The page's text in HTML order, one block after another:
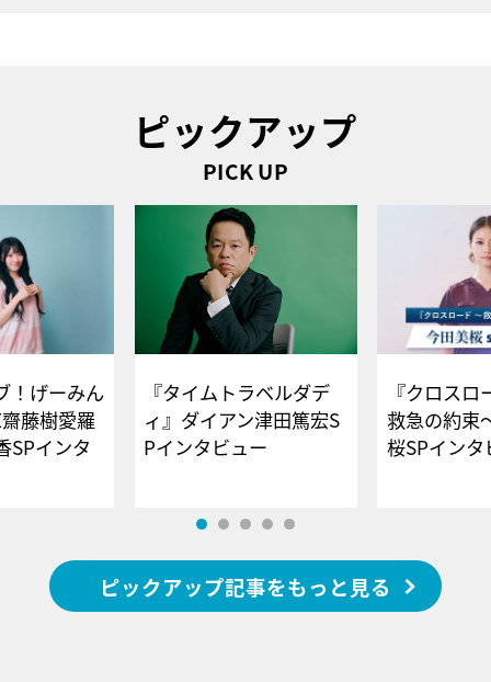
ピックアップ
PICK UP
！げーみん
藤樹愛羅
SPインタ
『タイムトラベルダデ
ィ』ダイアン津田篤宏S
Pインタビュー
『クロス
救急の約束
桜SPイ
ピックアップ記事をもっと見る